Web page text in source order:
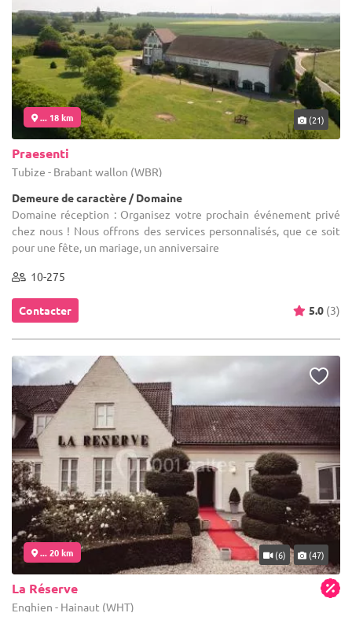
... 18 km (21)
Praesenti
Tubize - Brabant wallon (WBR)
Demeure de caractère / Domaine
Domaine réception : Organisez votre prochain événement privé
chez nous ! Nous offrons des services personnalisés, que ce soit
pour une fête, un mariage, un anniversaire
10-275
Contacter 5.0 (3)
... 20 km (6) (47)
La Réserve
Enghien - Hainaut (WHT)